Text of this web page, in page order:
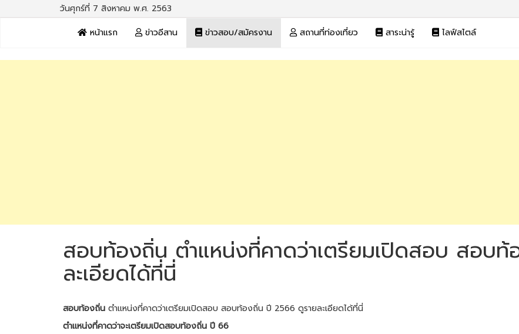
วันศุกร์ที่ 7 สิงหาคม พ.ศ. 2563
หน้าแรก
ข่าวอีสาน ข่าวสอบ/สมัครงาน สถานที่ท่องเที่ยว สาระน่ารู้ ไลฟ์สไตล์
สอบท้องถิ่น ตำแหน่งที่คาดว่าเตรียมเปิดสอบ สอบ
ละเอียดได้ที่นี่
สอบท้องถิ่น ตำแหน่งที่คาดว่าเตรียมเปิดสอบ สอบท้องถิ่น ปี 2566 ดูรายละเอียดได้ที่นี่
ตำแหน่งที่คาดว่าจะเตรียมเปิดสอบท้องถิ่น ปี 66